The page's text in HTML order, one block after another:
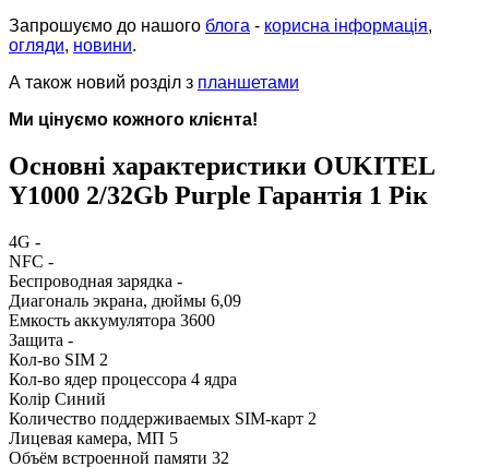
Запрошуємо до нашого блога - корисна інформація,
огляди, новини.
А також новий розділ з планшетами
Ми цінуємо кожного клієнта!
Основні характеристики OUKITEL
Y1000 2/32Gb Purple Гарантія 1 Рік
4G -
NFC -
Беспроводная зарядка -
Диагональ экрана, дюймы 6,09
Емкость аккумулятора 3600
Защита -
Кол-во SIM 2
Кол-во ядер процессора 4 ядра
Колір Синий
Количество поддерживаемых SIM-карт 2
Лицевая камера, МП 5
Объём встроенной памяти 32